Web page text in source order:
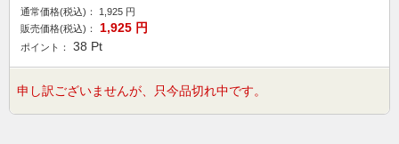
通常価格(税込)： 1,925 円
販売価格(税込)：
1,925 円
ポイント： 38 Pt
申し訳ございませんが、只今品切れ中です。